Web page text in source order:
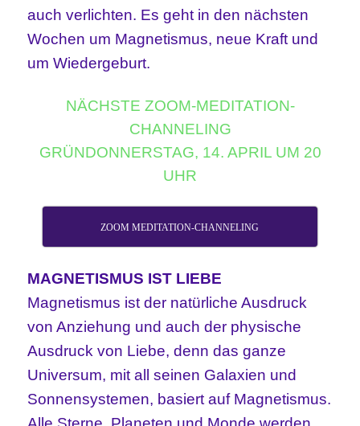
auch verlichten. Es geht in den nächsten
Wochen um Magnetismus, neue Kraft und
um Wiedergeburt.
NÄCHSTE ZOOM-MEDITATION-
CHANNELING
GRÜNDONNERSTAG, 14. APRIL UM 20
UHR
ZOOM MEDITATION-CHANNELING
MAGNETISMUS IST LIEBE
Magnetismus ist der natürliche Ausdruck
von Anziehung und auch der physische
Ausdruck von Liebe, denn das ganze
Universum, mit all seinen Galaxien und
Sonnensystemen, basiert auf Magnetismus.